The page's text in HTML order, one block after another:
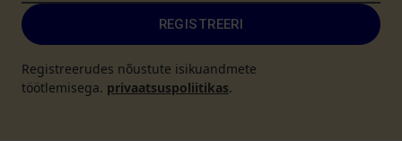
REGISTREERI
Registreerudes nõustute isikuandmete
töötlemisega. privaatsuspoliitikas.